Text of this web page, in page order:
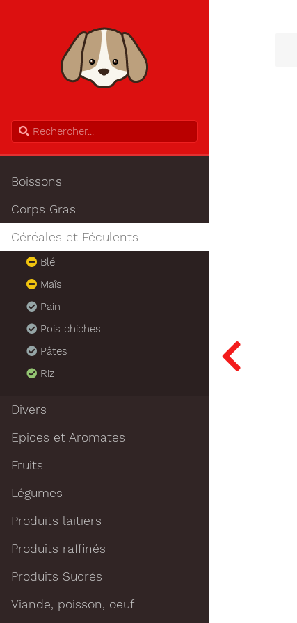
Boissons
Corps Gras
Céréales et Féculents
Blé
Maîs
Pain
Pois chiches
Pâtes
Riz
Divers
Epices et Aromates
Fruits
Légumes
Produits laitiers
Produits raffinés
Produits Sucrés
Viande, poisson, oeuf